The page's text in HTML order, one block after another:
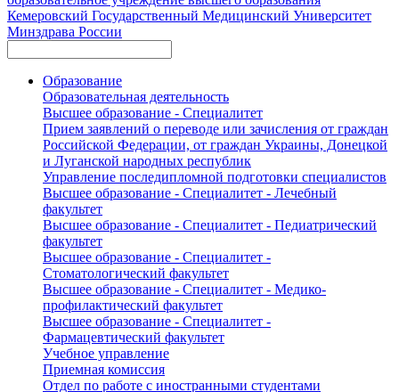
Кемеровский Государственный Медицинский Университет
Минздрава России
Образование
Образовательная деятельность
Высшее образование - Специалитет
Прием заявлений о переводе или зачисления от граждан
Российской Федерации, от граждан Украины, Донецкой
и Луганской народных республик
Управление последипломной подготовки специалистов
Высшее образование - Специалитет - Лечебный
факультет
Высшее образование - Специалитет - Педиатрический
факультет
Высшее образование - Специалитет -
Стоматологический факультет
Высшее образование - Специалитет - Медико-
профилактический факультет
Высшее образование - Специалитет -
Фармацевтический факультет
Учебное управление
Приемная комиссия
Отдел по работе с иностранными студентами